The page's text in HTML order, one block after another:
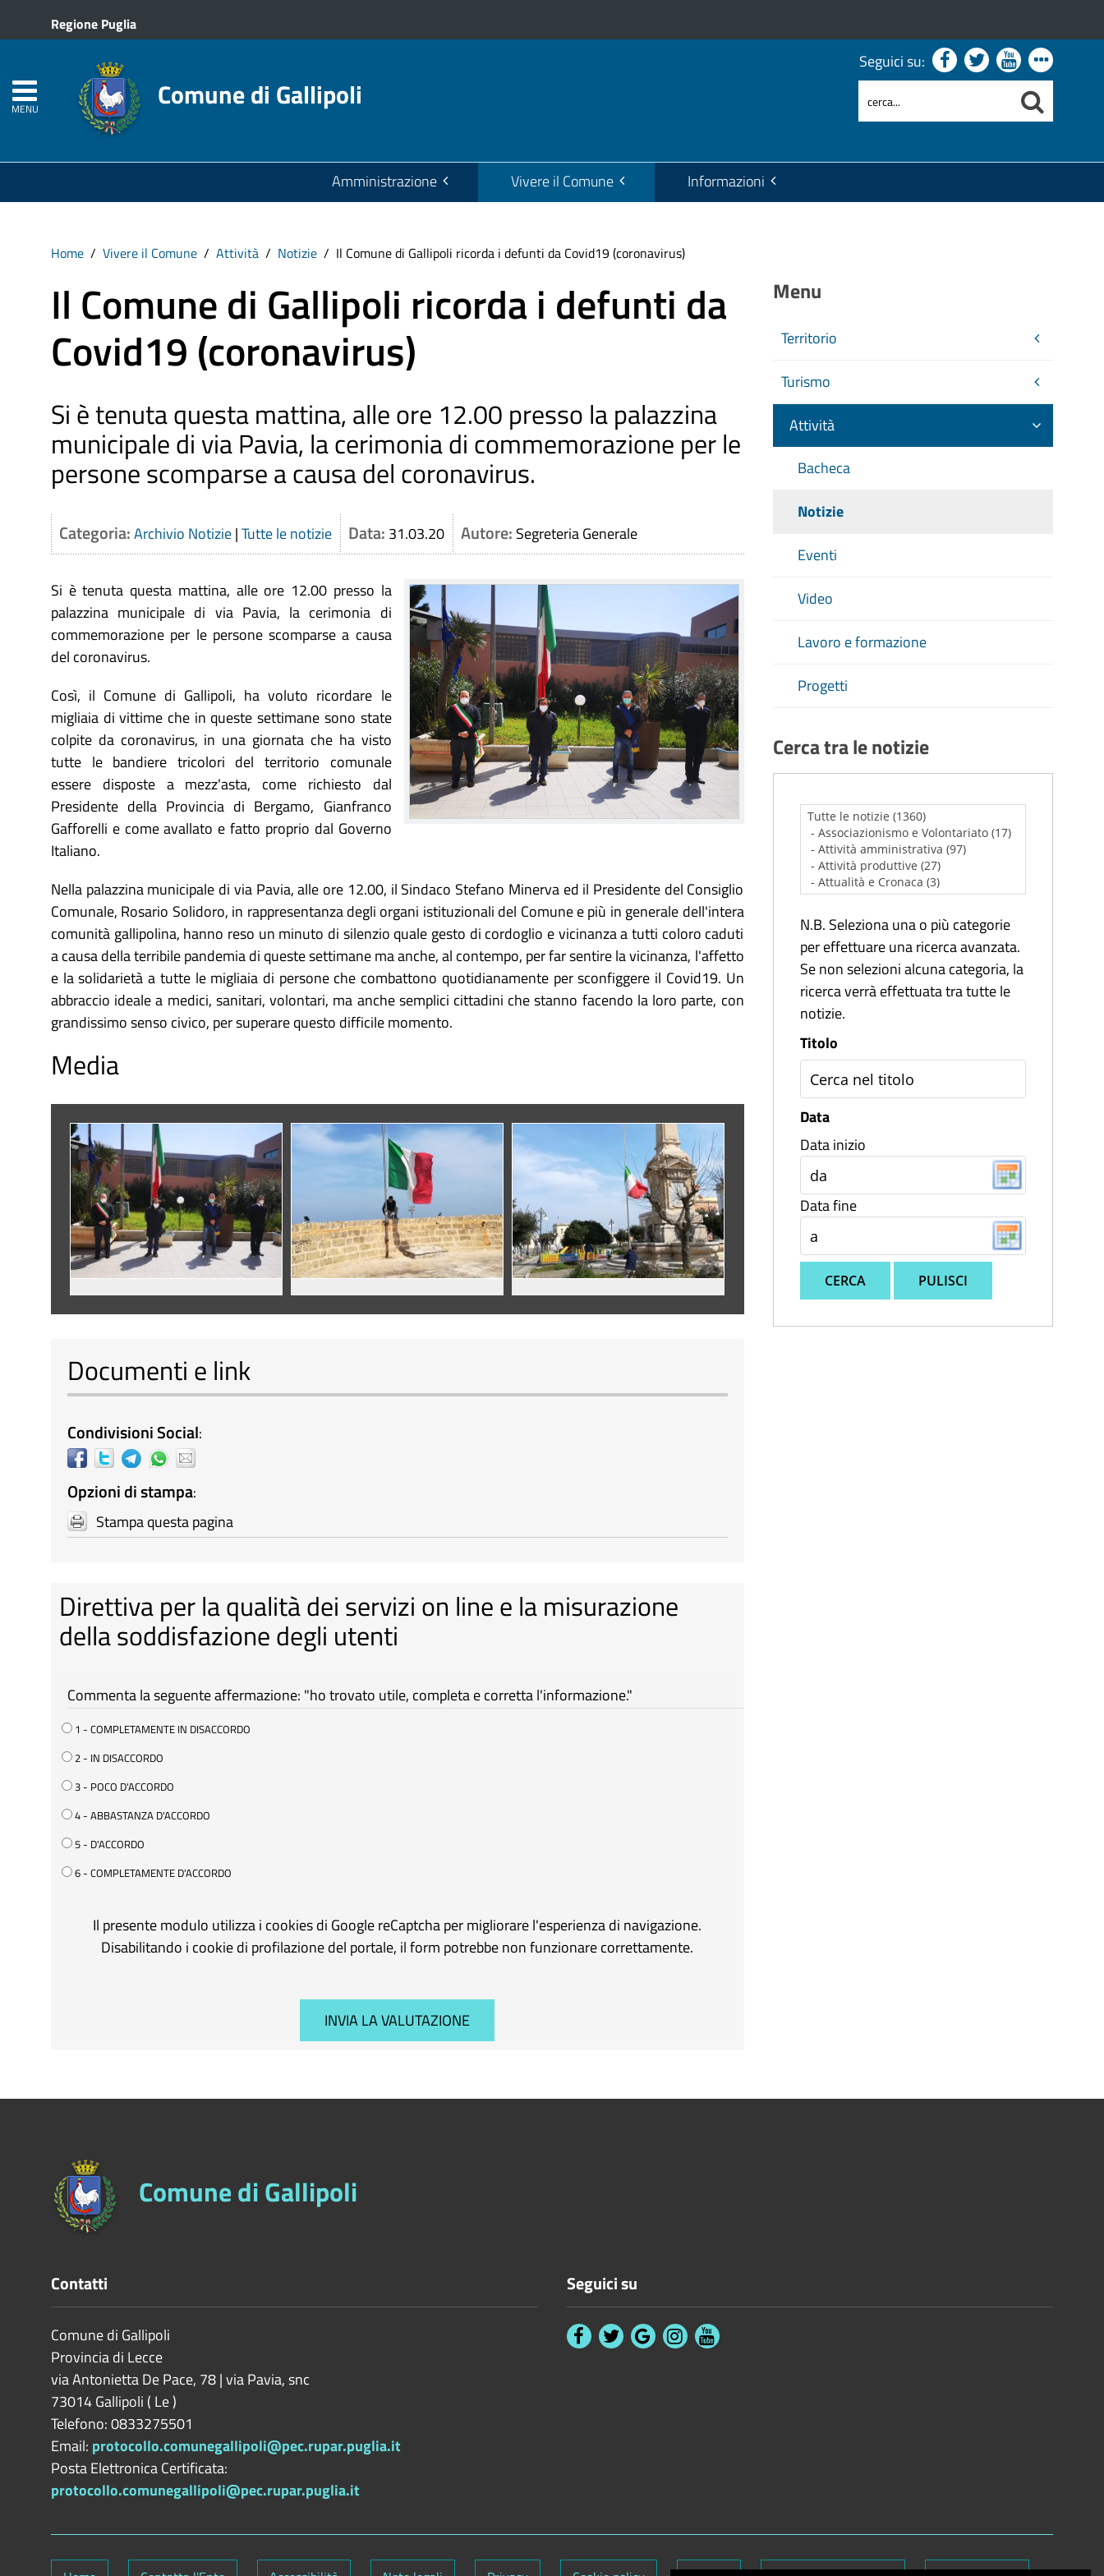
Regione Puglia
MENU Comune di Gallipoli
Seguici su:
Amministrazione Vivere il Comune Informazioni
Home Vivere il Comune Attività Notizie Il Comune di Gallipoli ricorda i defunti da Covid19 (coronavirus)
Il Comune di Gallipoli ricorda i defunti da
Covid19 (coronavirus)
Si è tenuta questa mattina, alle ore 12.00 presso la palazzina
municipale di via Pavia, la cerimonia di commemorazione per le
persone scomparse a causa del coronavirus.
Categoria:Archivio Notizie|Tutte le notizie Data: 31.03.20 Autore: Segreteria Generale
Si è tenuta questa mattina, alle ore 12.00 presso la
palazzina municipale di via Pavia, la cerimonia di
commemorazione per le persone scomparse a causa
del coronavirus.
Così, il Comune di Gallipoli, ha voluto ricordare le
migliaia di vittime che in queste settimane sono state
colpite da coronavirus, in una giornata che ha visto
tutte le bandiere tricolori del territorio comunale
essere disposte a mezz'asta, come richiesto dal
Presidente della Provincia di Bergamo, Gianfranco
Gafforelli e come avallato e fatto proprio dal Governo
Italiano.
Nella palazzina municipale di via Pavia, alle ore 12.00, il Sindaco Stefano Minerva ed il Presidente del Consiglio
Comunale, Rosario Solidoro, in rappresentanza degli organi istituzionali del Comune e più in generale dell'intera
comunità gallipolina, hanno reso un minuto di silenzio quale gesto di cordoglio e vicinanza a tutti coloro caduti
a causa della terribile pandemia di queste settimane ma anche, al contempo, per far sentire la vicinanza, l'affetto
e la solidarietà a tutte le migliaia di persone che combattono quotidianamente per sconfiggere il Covid19. Un
abbraccio ideale a medici, sanitari, volontari, ma anche semplici cittadini che stanno facendo la loro parte, con
grandissimo senso civico, per superare questo difficile momento.
Media
Documenti e link
Condivisioni Social:
Opzioni di stampa:
Stampa questa pagina
Direttiva per la qualità dei servizi on line e la misurazione
della soddisfazione degli utenti
Commenta la seguente affermazione: "ho trovato utile, completa e corretta l'informazione."
1 - COMPLETAMENTE IN DISACCORDO
2 - IN DISACCORDO
3 - POCO D'ACCORDO
4 - ABBASTANZA D'ACCORDO
5 - D'ACCORDO
6 - COMPLETAMENTE D'ACCORDO
Il presente modulo utilizza i cookies di Google reCaptcha per migliorare l'esperienza di navigazione.
Disabilitando i cookie di profilazione del portale, il form potrebbe non funzionare correttamente.
Menu
Territorio
Turismo
Attività
Bacheca
Notizie
Eventi
Video
Lavoro e formazione
Progetti
Cerca tra le notizie
N.B. Seleziona una o più categorie
per effettuare una ricerca avanzata.
Se non selezioni alcuna categoria, la
ricerca verrà effettuata tra tutte le
notizie.
Titolo
Data
Data inizio
Data fine
CERCA PULISCI
Comune di Gallipoli
Contatti
Comune di Gallipoli
Provincia di Lecce
via Antonietta De Pace, 78 | via Pavia, snc
73014Gallipoli ( Le)
Telefono: 0833275501
Email: protocollo.comunegallipoli@pec.rupar.puglia.it
Posta Elettronica Certificata:
protocollo.comunegallipoli@pec.rupar.puglia.it
Seguici su